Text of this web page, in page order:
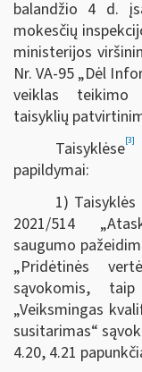
balandžio 4 d.
mokesčių
ministerijos
Nr. VA-95 „Dėl
veiklas teikimo
taisyklių
Taisyklėse[3]
papildymai:
1)
2021/514
saugumo
„Pridėtinės
sąvokomis,
„Veiksmingas
susitarimas“
4.20, 4.21